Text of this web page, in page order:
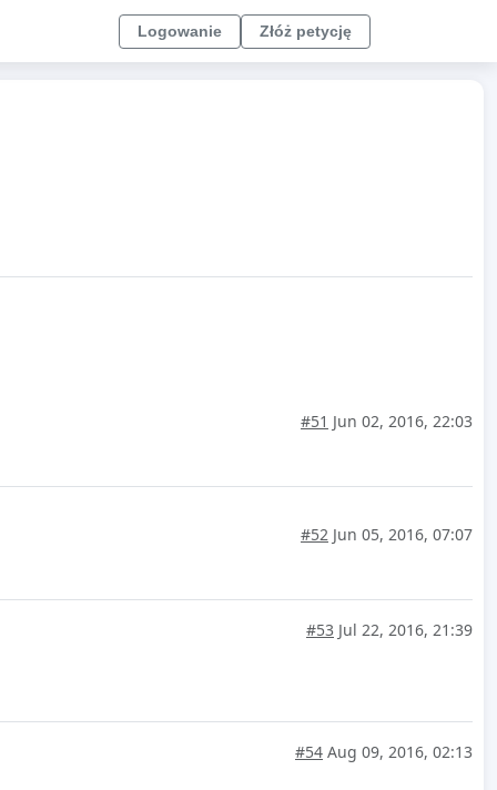
Logowanie Złóż petycję
#51 Jun 02, 2016, 22:03
#52 Jun 05, 2016, 07:07
#53 Jul 22, 2016, 21:39
#54 Aug 09, 2016, 02:13